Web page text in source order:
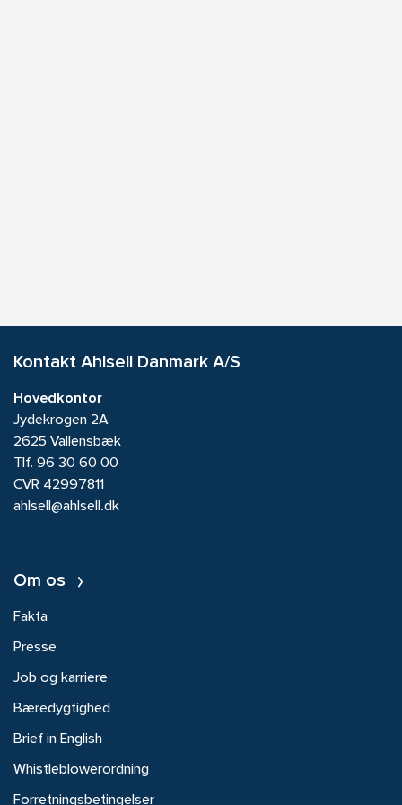
Kontakt Ahlsell Danmark A/S
Hovedkontor
Jydekrogen 2A
2625 Vallensbæk
Tlf. 96 30 60 00
CVR 42997811
ahlsell@ahlsell.dk
Om os
Fakta
Presse
Job og karriere
Bæredygtighed
Brief in English
Whistleblowerordning
Forretningsbetingelser